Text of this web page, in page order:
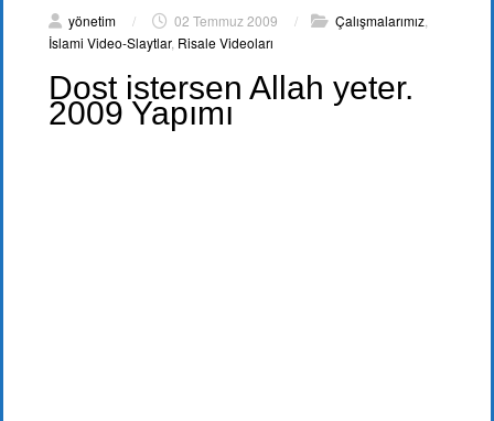
yönetim / 02 Temmuz 2009 / Çalışmalarımız
İslami Video-Slaytlar, Risale Videoları
Dost istersen Allah yeter.
2009 Yapımı